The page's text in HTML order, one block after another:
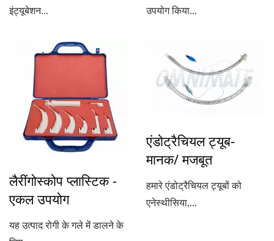
इंट्यूबेशन...
उपयोग किया...
लैरींगोस्कोप प्लास्टिक -
एकल उपयोग
यह उत्पाद रोगी के गले में डालने के
एंडोट्रैचियल ट्यूब-
मानक/ मजबूत
हमारे एंडोट्रैचियल ट्यूबों को
एनेस्थीसिया,...